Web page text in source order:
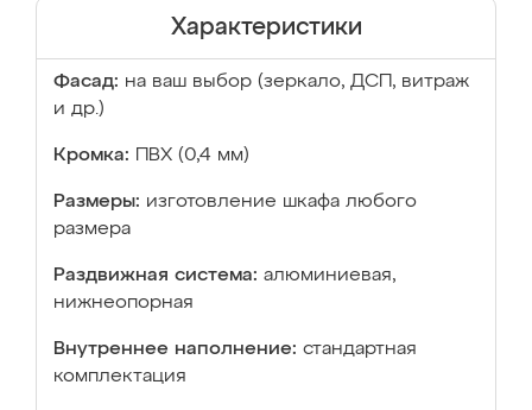
Характеристики
Фасад: на ваш выбор (зеркало, ДСП, витраж
и др.)
Кромка: ПВХ (0,4 мм)
Размеры: изготовление шкафа любого
размера
Раздвижная система: алюминиевая,
нижнеопорная
Внутреннее наполнение: стандартная
комплектация